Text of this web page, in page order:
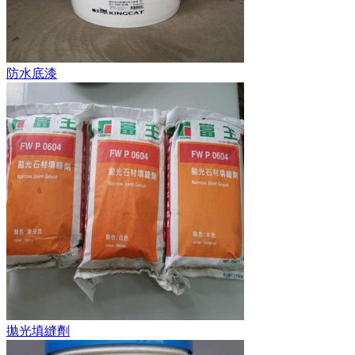
防水底漆
拋光填縫劑